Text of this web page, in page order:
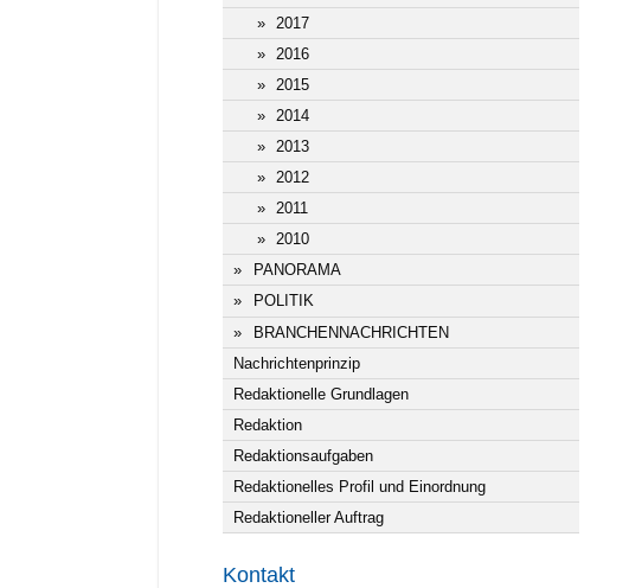
2017
2016
2015
2014
2013
2012
2011
2010
PANORAMA
POLITIK
BRANCHENNACHRICHTEN
Nachrichtenprinzip
Redaktionelle Grundlagen
Redaktion
Redaktionsaufgaben
Redaktionelles Profil und Einordnung
Redaktioneller Auftrag
Kontakt